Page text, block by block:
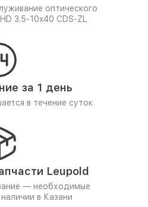
оптического
3.5-10x40 CDS-ZL
за 1 день
в течение суток
Leupold
— необходимые
в Казани